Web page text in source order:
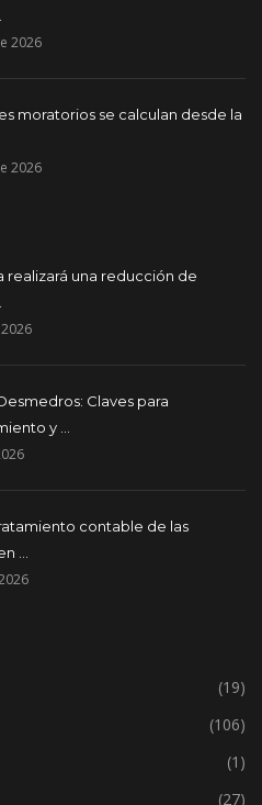
2026
moratorios se calculan desde la
2026
realizará una reducción de
Claves para
y ...
contable de las
...
(19)
(106)
(1)
(27)